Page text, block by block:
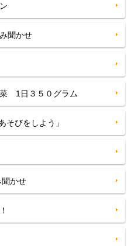
聞かせ
1日３５０グラム
そびをしよう」
聞かせ